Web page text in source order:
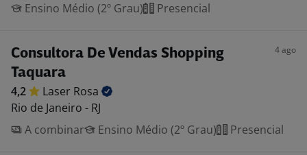
Ensino Médio (2º Grau)
Presencial
Consultora De Vendas Shopping
Taquara
4 ago
4,2 Laser Rosa
Rio de Janeiro - RJ
A combinar
Ensino Médio (2º Grau) Presencial